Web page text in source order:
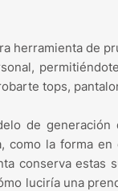
herramienta de
tops,
de
como la forma
conserva
luciría una